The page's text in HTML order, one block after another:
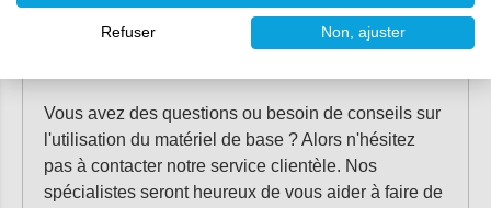
Plus d'informations sur le
Vous avez des questions ou besoin de conseils sur
l'utilisation du matériel de base ? Alors n'hésitez
pas à contacter notre service clientèle. Nos
spécialistes seront heureux de vous aider à faire de
Refuser Non, ajuster